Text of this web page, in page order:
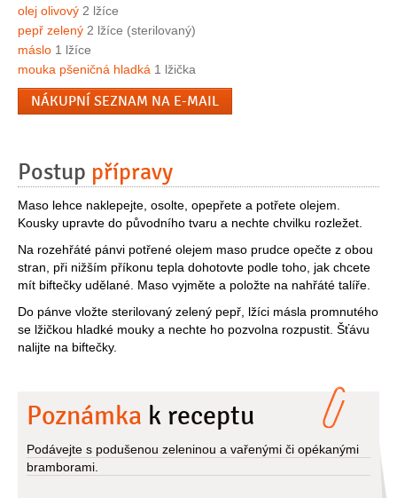
olej olivový 2 lžíce
pepř zelený 2 lžíce (sterilovaný)
máslo 1 lžíce
mouka pšeničná hladká 1 lžička
NÁKUPNÍ SEZNAM NA E-MAIL
Postup přípravy
Maso lehce naklepejte, osolte, opepřete a potřete olejem.
Kousky upravte do původního tvaru a nechte chvilku rozležet.
Na rozehřáté pánvi potřené olejem maso prudce opečte z obou
stran, při nižším příkonu tepla dohotovte podle toho, jak chcete
mít biftečky udělané. Maso vyjměte a položte na nahřáté talíře.
Do pánve vložte sterilovaný zelený pepř, lžíci másla promnutého
se lžičkou hladké mouky a nechte ho pozvolna rozpustit. Šťávu
nalijte na biftečky.
Poznámka k receptu
Podávejte s podušenou zeleninou a vařenými či opékanými
bramborami.